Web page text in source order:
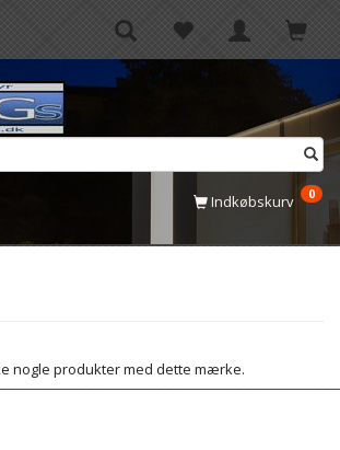
Indkøbskurv 0
nogle produkter med dette mærke.